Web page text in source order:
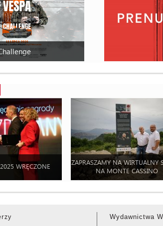
WRĘCZONE
ZAPRASZAMY NA WIRTUALNY
NA MONTE CASSINO
Wydawnictwa